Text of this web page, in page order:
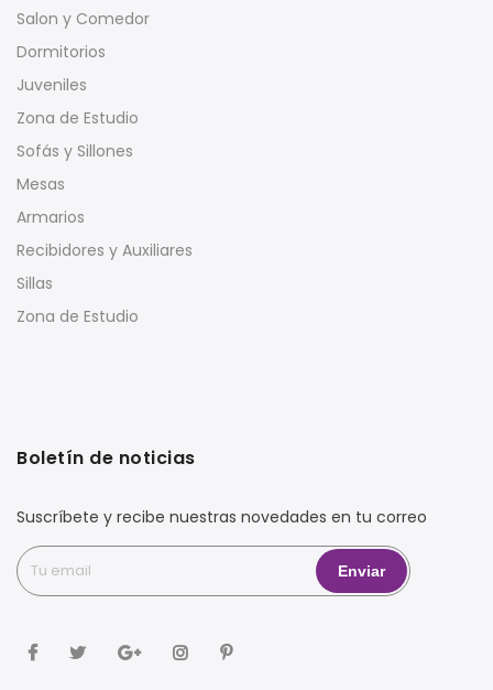
Salon y Comedor
Dormitorios
Juveniles
Zona de Estudio
Sofás y Sillones
Mesas
Armarios
Recibidores y Auxiliares
Sillas
Zona de Estudio
Boletín de noticias
Suscríbete y recibe nuestras novedades en tu correo